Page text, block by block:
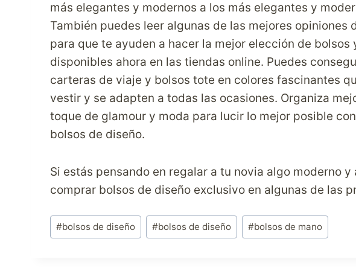
más elegantes y modernos a los más elegantes y
También puedes leer algunas de las mejores opiniones
para que te ayuden a hacer la mejor elección de bolsos
disponibles ahora en las tiendas online. Puedes
carteras de viaje y bolsos tote en colores fascinantes
vestir y se adapten a todas las ocasiones. Organiza
toque de glamour y moda para lucir lo mejor posible
bolsos de diseño.
Si estás pensando en regalar a tu novia algo moderno y
comprar bolsos de diseño exclusivo en algunas de las
Etiquetas
de
#bolsos de diseño #bolsos de diseño #bolsos de mano